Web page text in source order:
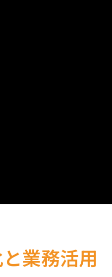
業務活用